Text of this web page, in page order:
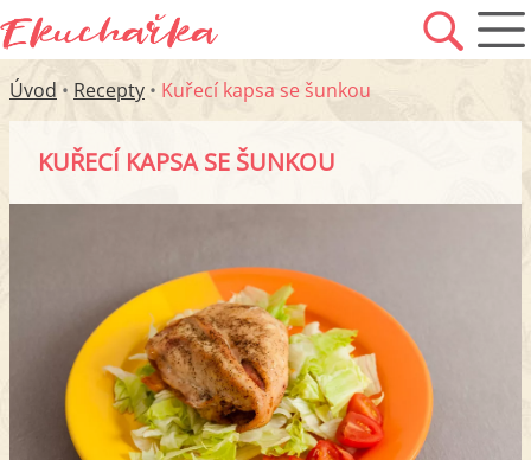
Úvod • Recepty • Kuřecí kapsa se šunkou
KUŘECÍ KAPSA SE ŠUNKOU